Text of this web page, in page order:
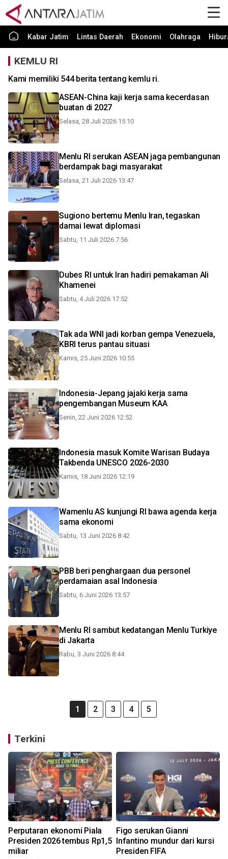
Kabar Jatim Lintas Daerah Ekonomi Olahraga
KEMLU RI
Kami memiliki 544 berita tentang kemlu ri.
ASEAN-China kaji kerja sama kecerdasan
buatan di 2027
Selasa, 28 Juli 2026 15:10
Menlu RI serukan ASEAN jaga pembangunan
berdampak bagi masyarakat
Selasa, 21 Juli 2026 13:47
Sugiono bertemu Menlu Iran, tegaskan
damai lewat diplomasi
Sabtu, 11 Juli 2026 7:56
Dubes RI untuk Iran hadiri pemakaman Ali
Khamenei
Sabtu, 4 Juli 2026 17:52
Tak ada WNI jadi korban gempa Venezuela,
KBRI terus pantau situasi
Kamis, 25 Juni 2026 10:55
Indonesia-Jepang jajaki kerja sama
pengembangan Museum KAA
Senin, 22 Juni 2026 12:52
Indonesia masuk Komite Warisan Budaya
Takbenda UNESCO 2026-2030
Kamis, 18 Juni 2026 12:19
Wamenlu AS kunjungi RI bawa agenda kerja
sama ekonomi
Sabtu, 13 Juni 2026 8:42
PBB beri penghargaan dua personel
perdamaian asal Indonesia
Sabtu, 6 Juni 2026 13:57
Menlu RI sambut kedatangan Menlu Turkiye
di Jakarta
Rabu, 3 Juni 2026 8:44
1 2 3 4 5
Terkini
Perputaran ekonomi Piala
Presiden 2026 tembus Rp1,5
miliar
Figo serukan Gianni
Infantino mundur dari kursi
Presiden FIFA